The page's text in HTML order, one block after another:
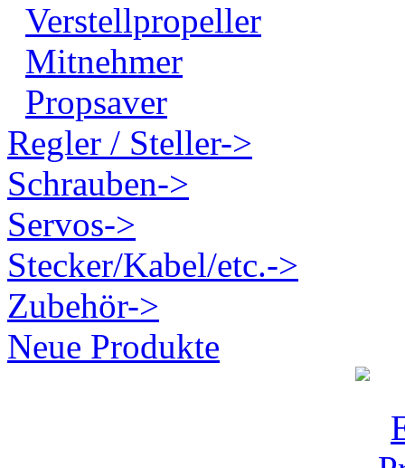
Verstellpropeller
Mitnehmer
Propsaver
Regler / Steller->
Schrauben->
Servos->
Stecker/Kabel/etc.->
Zubehör->
Neue Produkte